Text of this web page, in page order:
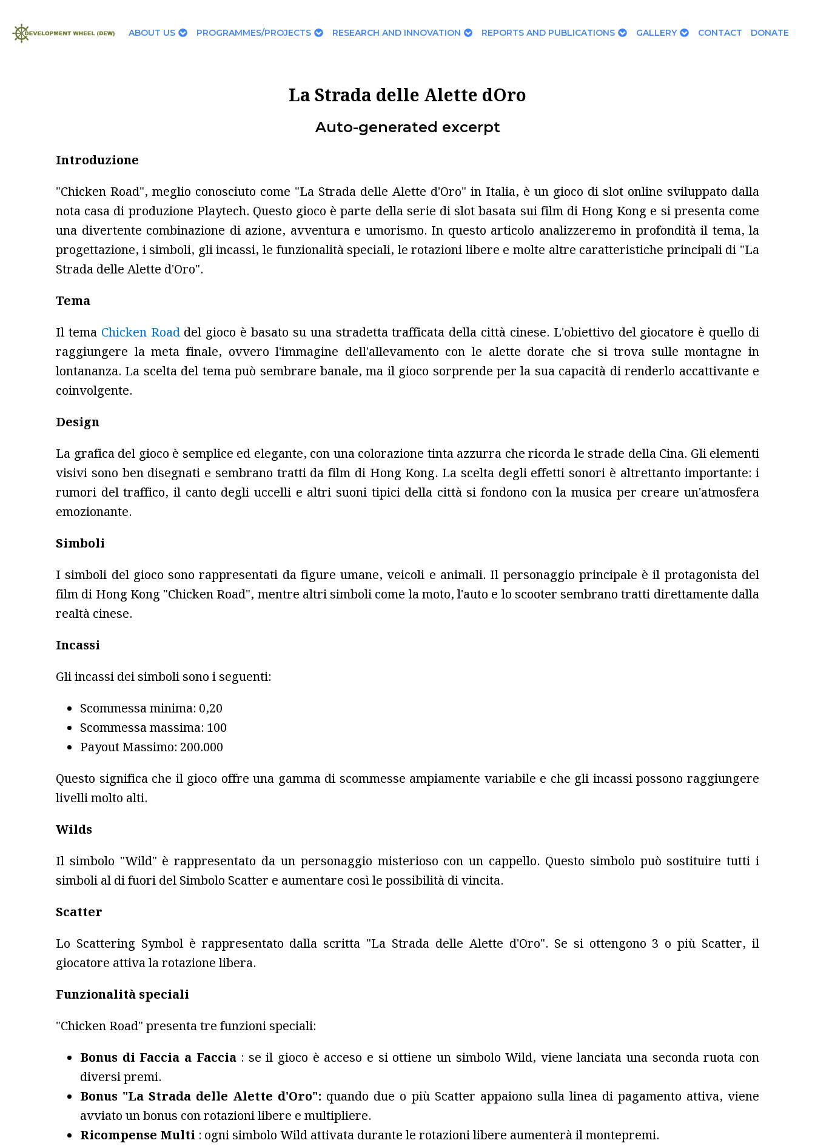
ABOUT US PROGRAMMES/PROJECTS RESEARCH AND INNOVATION REPORTS AND PUBLICATIONS GALLERY CONTACT DONATE
La Strada delle Alette dOro
Auto-generated excerpt
Introduzione
"Chicken Road", meglio conosciuto come "La Strada delle Alette d'Oro" in Italia, è un gioco di slot online sviluppato dalla
nota casa di produzione Playtech. Questo gioco è parte della serie di slot basata sui film di Hong Kong e si presenta come
una divertente combinazione di azione, avventura e umorismo. In questo articolo analizzeremo in profondità il tema, la
progettazione, i simboli, gli incassi, le funzionalità speciali, le rotazioni libere e molte altre caratteristiche principali di "La
Strada delle Alette d'Oro".
Tema
Il tema Chicken Roaddel gioco è basato su una stradetta trafficata della città cinese. L'obiettivo del giocatore è quello di
raggiungere la meta finale, ovvero l'immagine dell'allevamento con le alette dorate che si trova sulle montagne in
lontananza. La scelta del tema può sembrare banale, ma il gioco sorprende per la sua capacità di renderlo accattivante e
coinvolgente.
Design
La grafica del gioco è semplice ed elegante, con una colorazione tinta azzurra che ricorda le strade della Cina. Gli elementi
visivi sono ben disegnati e sembrano tratti da film di Hong Kong. La scelta degli effetti sonori è altrettanto importante: i
rumori del traffico, il canto degli uccelli e altri suoni tipici della città si fondono con la musica per creare un'atmosfera
emozionante.
Simboli
I simboli del gioco sono rappresentati da figure umane, veicoli e animali. Il personaggio principale è il protagonista del
film di Hong Kong "Chicken Road", mentre altri simboli come la moto, l'auto e lo scooter sembrano tratti direttamente dalla
realtà cinese.
Incassi
Gli incassi dei simboli sono i seguenti:
Scommessa minima: 0,20
Scommessa massima: 100
Payout Massimo: 200.000
Questo significa che il gioco offre una gamma di scommesse ampiamente variabile e che gli incassi possono raggiungere
livelli molto alti.
Wilds
Il simbolo "Wild" è rappresentato da un personaggio misterioso con un cappello. Questo simbolo può sostituire tutti i
simboli al di fuori del Simbolo Scatter e aumentare così le possibilità di vincita.
Scatter
Lo Scattering Symbol è rappresentato dalla scritta "La Strada delle Alette d'Oro". Se si ottengono 3 o più Scatter, il
giocatore attiva la rotazione libera.
Funzionalità speciali
"Chicken Road" presenta tre funzioni speciali:
Bonus di Faccia a Faccia : se il gioco è acceso e si ottiene un simbolo Wild, viene lanciata una seconda ruota con
diversi premi.
Bonus "La Strada delle Alette d'Oro": quando due o più Scatter appaiono sulla linea di pagamento attiva, viene
avviato un bonus con rotazioni libere e multipliere.
Ricompense Multi : ogni simbolo Wild attivata durante le rotazioni libere aumenterà il montepremi.